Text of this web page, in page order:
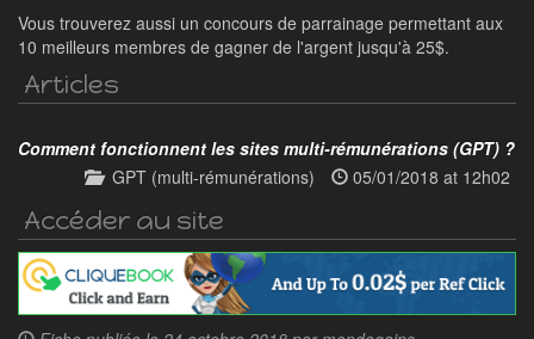
Vous trouverez aussi un concours de parrainage permettant aux
10 meilleurs membres de gagner de l'argent jusqu'à 25$.
Articles
Comment fonctionnent les sites multi-rémunérations (GPT) ?
GPT (multi-rémunérations)
05/01/2018 at 12h02
Accéder au site